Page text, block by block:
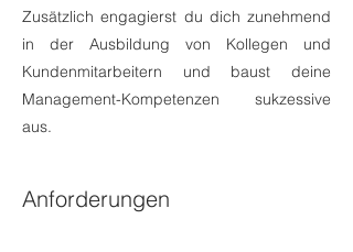
Zusätzlich engagierst du dich zunehmend
in der Ausbildung von Kollegen und
Kundenmitarbeitern und baust deine
Management-Kompetenzen sukzessive
aus.
Anforderungen